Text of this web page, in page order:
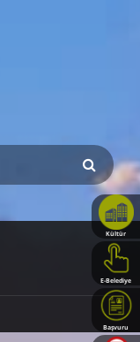
Kültür
Haritası
E-Belediye
Başvuru
Rehberi